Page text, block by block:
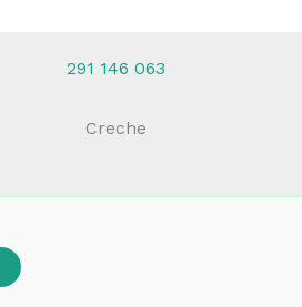
291 146 063
Creche